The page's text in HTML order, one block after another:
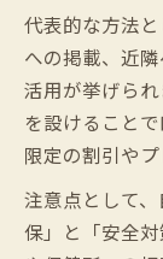
代表的な方法
への掲載、近
活用が挙げら
を設けること
限定の割引や
注意点として
保」と「安全